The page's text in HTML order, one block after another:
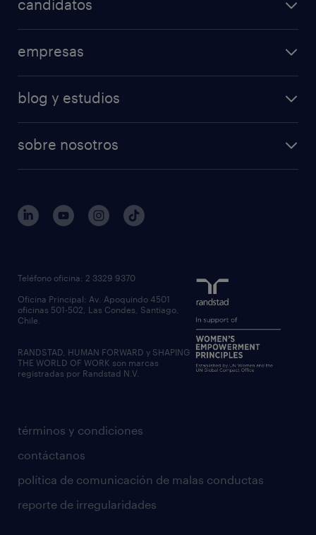
candidatos
empresas
blog y estudios
sobre nosotros
términos y condiciones
contáctanos
política de comunicación de malas conductas
reporte de irregularidades
Teléfono oficina: 2 3329 9370
Oficina Principal: Av. Apoquindo 4501
oficinas 501-502, Las Condes, Santiago,
Chile.
RANDSTAD, HUMAN FORWARD y SHAPING
THE WORLD OF WORK son marcas
registradas por Randstad N.V.